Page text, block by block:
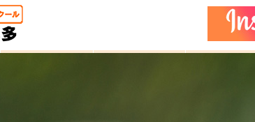
子どもクラス イベント